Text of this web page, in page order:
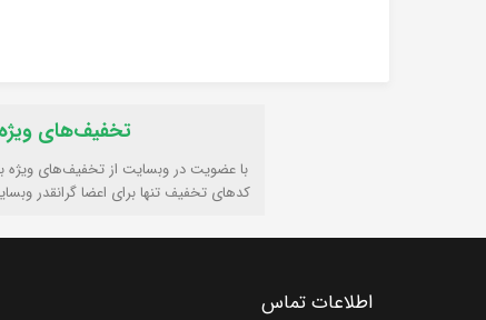
تخفیف‌های ویژه
با عضویت در وبسایت از تخفیف‌های ویژه
کدهای تخفیف تنها برای اعضا گرانقدر
اطلاعات تماس